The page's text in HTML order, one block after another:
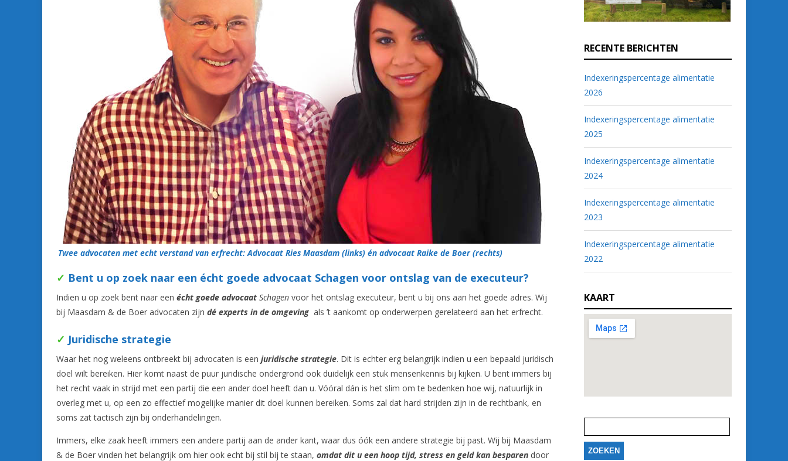
Twee advocaten met echt verstand van erfrecht: Advocaat Ries Maasdam (links) én advocaat Raike de Boer (rechts)
✓ Bent u op zoek naar een écht goede advocaat Schagen voor ontslag van de executeur?
Indien u op zoek bent naar een écht goede advocaat Schagen voor het ontslag executeur, bent u bij ons aan het goede adres. Wij
bij Maasdam & de Boer advocaten zijn dé experts in de omgeving als ’t aankomt op onderwerpen gerelateerd aan het erfrecht.
✓ Juridische strategie
Waar het nog weleens ontbreekt bij advocaten is een juridische strategie. Dit is echter erg belangrijk indien u een bepaald juridisch
doel wilt bereiken. Hier komt naast de puur juridische ondergrond ook duidelijk een stuk mensenkennis bij kijken. U bent immers bij
het recht vaak in strijd met een partij die een ander doel heeft dan u. Vóóral dán is het slim om te bedenken hoe wij, natuurlijk in
overleg met u, op een zo effectief mogelijke manier dit doel kunnen bereiken. Soms zal dat hard strijden zijn in de rechtbank, en
soms zat tactisch zijn bij onderhandelingen.
Immers, elke zaak heeft immers een andere partij aan de ander kant, waar dus óók een andere strategie bij past. Wij bij Maasdam
& de Boer vinden het belangrijk om hier ook echt bij stil bij te staan, omdat dit u een hoop tijd, stress en geld kan besparen door
RECENTE BERICHTEN
Indexeringspercentage alimentatie
2026
Indexeringspercentage alimentatie
2025
Indexeringspercentage alimentatie
2024
Indexeringspercentage alimentatie
2023
Indexeringspercentage alimentatie
2022
KAART
naar: